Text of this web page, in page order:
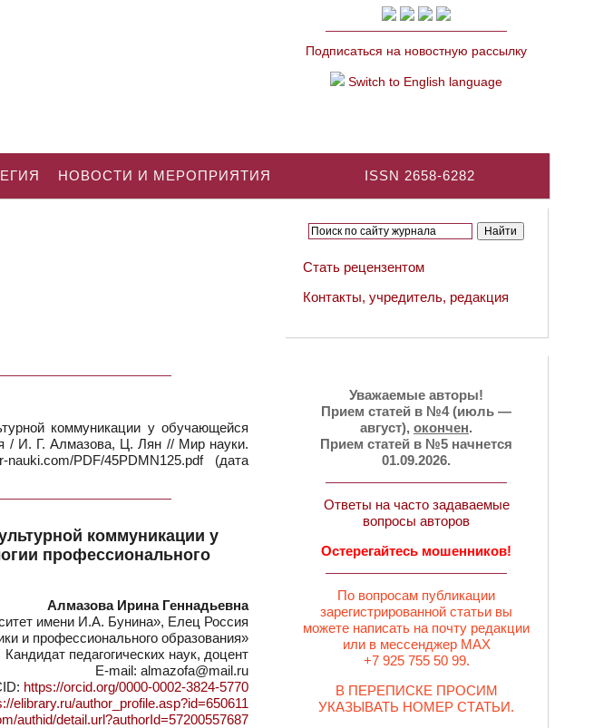
Подписаться на новостную рассылку
Switch to English language
ISSN 2658-6282
НОВОСТИ И МЕРОПРИЯТИЯ
коммуникации у обучающейся
/ И. Г. Алмазова, Ц. Лян // Мир науки.
PDF/45PDMN125.pdf (дата
коммуникации у
профессионального
Алмазова Ирина Геннадьевна
имени И.А. Бунина», Елец Россия
и профессионального образования»
Кандидат педагогических наук, доцент
E-mail: almazofa@mail.ru
https://orcid.org/0000-0002-3824-5770
elibrary.ru/author_profile.asp?id=650611
authid/detail.url?authorId=57200557687
Стать рецензентом
Контакты, учредитель, редакция
Уважаемые авторы!
Прием статей в №4 (июль —
август), окончен.
Прием статей в №5 начнется
01.09.2026.
Ответы на часто задаваемые
вопросы авторов
Остерегайтесь мошенников!
По вопросам публикации
зарегистрированной статьи вы
можете написать на почту редакции
или в мессенджер MAX
+7 925 755 50 99.
В ПЕРЕПИСКЕ ПРОСИМ
УКАЗЫВАТЬ НОМЕР СТАТЬИ.